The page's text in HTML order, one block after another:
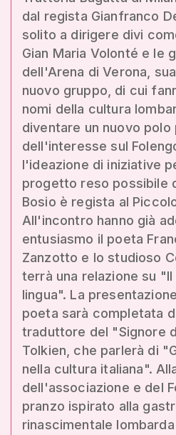
dal regista Gianfranco
solito a dirigere divi
Gian Maria Volonté e le
dell'Arena di Verona,
nuovo gruppo, di cui
nomi della cultura
diventare un nuovo
dell'interesse sul
l'ideazione di iniziative
progetto reso possibile
Bosio è regista al
All'incontro hanno già
entusiasmo il poeta
Zanzotto e lo studioso
terrà una relazione su
lingua". La
poeta sarà completata
traduttore del "Signore
Tolkien, che parlerà di
nella cultura italiana".
dell'associazione e del
pranzo ispirato alla
rinascimentale